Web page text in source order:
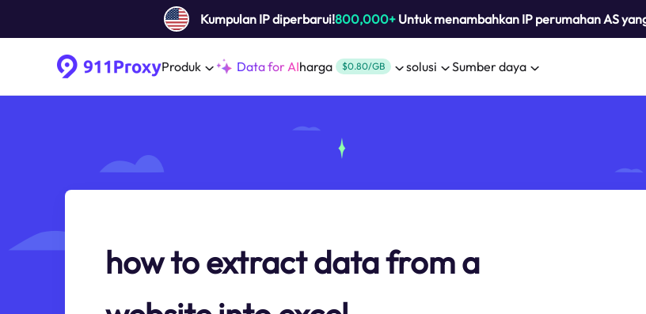
Kumpulan IP diperbarui!800,000+Untuk menambahkan IP perumahan AS
Produk Data for AIharga $0.80/GB solusi Sumber daya
how to extract data from a